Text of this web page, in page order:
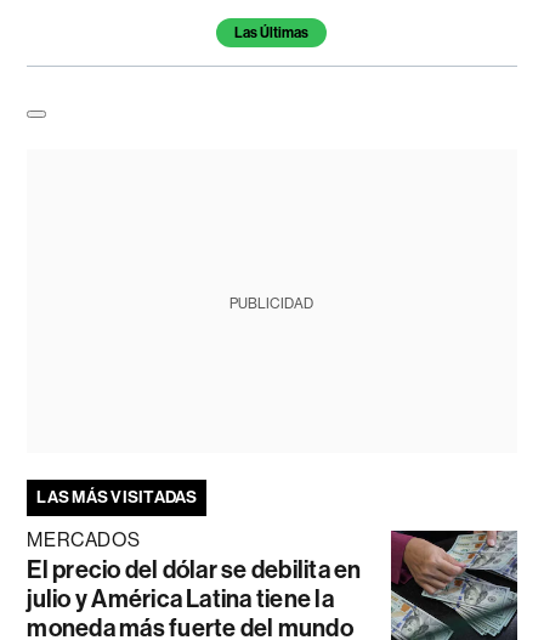
Las Últimas
PUBLICIDAD
LAS MÁS VISITADAS
MERCADOS
El precio del dólar se debilita en
julio y América Latina tiene la
moneda más fuerte del mundo